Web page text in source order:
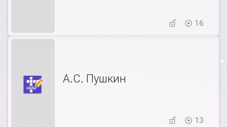
16
А.С. Пушкин
13